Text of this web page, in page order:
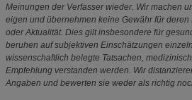
Meinungen der Verfasser wieder. Wir machen
eigen und übernehmen keine Gewähr für
oder Aktualität. Dies gilt insbesondere für
beruhen auf subjektiven Einschätzungen
wissenschaftlich belegte Tatsachen,
Empfehlung verstanden werden. Wir
Angaben und bewerten sie weder als richtig